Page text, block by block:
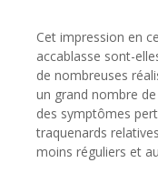
Cet impression en
accablasse sont-
de nombreuses
un grand nombre
des symptômes
traquenards
moins réguliers et